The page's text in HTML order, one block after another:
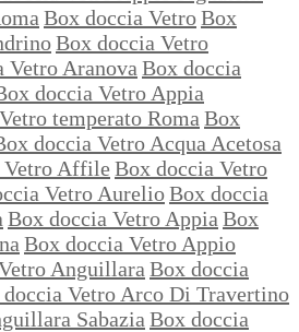
Box doccia VetroBox
Box doccia Vetro
Vetro Aranova Box doccia
doccia Vetro Appia
temperato Roma Box
doccia Vetro Acqua Acetosa
Vetro Affile Box doccia Vetro
Vetro AurelioBox doccia
Box doccia Vetro Appia Box
Box doccia Vetro Appio
Anguillara Box doccia
Vetro Arco Di Travertino
Sabazia Box doccia